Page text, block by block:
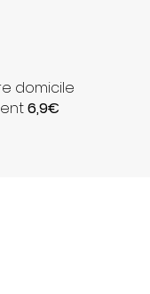
domicile
6,9€